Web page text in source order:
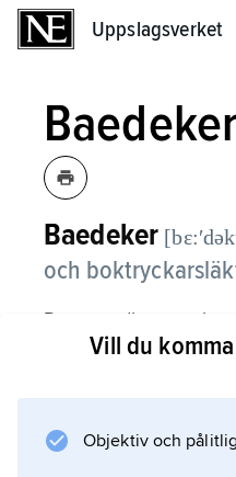
Uppslagsverket
Baedeker
Baedeker
och
Dess medlemmar har
branschen sedan
(numera Verlag Karl
Vill du
Objektiv och